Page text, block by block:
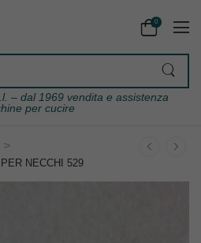
0
– dal 1969 vendita e assistenza
per cucire
>
NECCHI 529